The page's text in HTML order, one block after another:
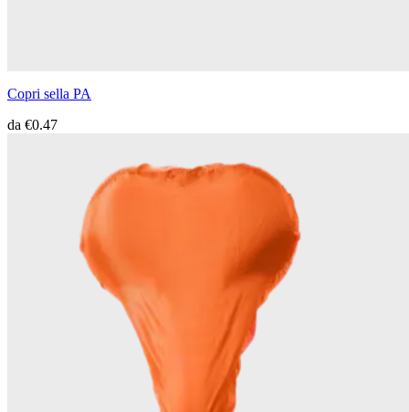
Copri sella PA
da €0.47